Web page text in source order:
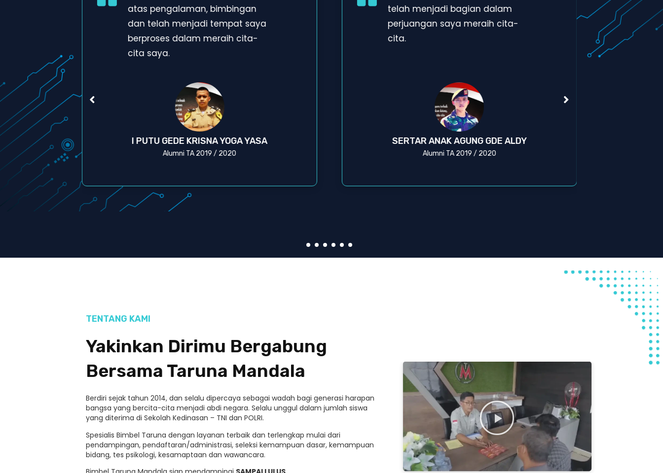
I PUTU GEDE KRISNA YOGA YASA
Alumni TA 2019 / 2020
atas pengalaman, bimbingan
dan telah menjadi tempat saya
berproses dalam meraih cita-
cita saya.
SERTAR ANAK AGUNG GDE ALDY
Alumni TA 2019 / 2020
telah menjadi bagian dalam
perjuangan saya meraih cita-
cita.
TENTANG KAMI
Yakinkan Dirimu Bergabung
Bersama Taruna Mandala
Berdiri sejak tahun 2014, dan selalu dipercaya sebagai wadah bagi generasi harapan
bangsa yang bercita-cita menjadi abdi negara. Selalu unggul dalam jumlah siswa
yang diterima di Sekolah Kedinasan – TNI dan POLRI.
Spesialis Bimbel Taruna dengan layanan terbaik dan terlengkap mulai dari
pendampingan, pendaftaran/administrasi, seleksi kemampuan dasar, kemampuan
bidang, tes psikologi, kesamaptaan dan wawancara.